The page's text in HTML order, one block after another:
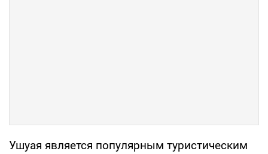
Ушуая является популярным туристическим